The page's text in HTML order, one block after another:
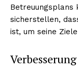
Betreuungsplans
sicherstellen,
ist, um seine